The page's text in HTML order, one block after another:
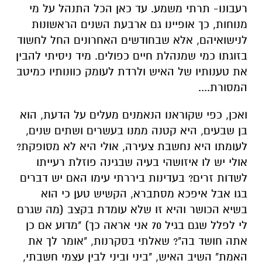
רעבונו- תרתי משמע. עד כאן הכל התנהל על מי
מנוחות, כך אופיינו גם ארבעת השנים הראשונות
לנישואיהם, אלא שבחודשים האחרונים החל לחשוד
בזוגתו כמי שמנהלת חיים כפולים. מיד ניסיתי להבין
את טענותיו של האיש ולרדת לעומק כוונותיו כמיטב
המסורת....
ואכן, כפי שקוראנו הנאמנים מעלים על הדעת, הוא
בן שבעים, היא קטנה ממנו בעשרים ושתים שנים,
לעומתו היא נחשבת צעירה, אולי היא לא מסופקת?
אולי יש לו איזושהי בעיה שבגינה פוזלת רעייתו
לשדות זרים? בעדינות ביררתי עימו האם יש דברים
בגו אבל איפכא מסתברא, הקשיש טען כי הוא
בשיא הכושר והיא זו שלא עומדת בקצב (מה שגרם
לי לפלל שגם בגיל 70 אני אראה כך) "מדוע אם כן
אתה חושד בה"? שאלתי בסקרנות, "אומר לך את
האמת" השיב האיש, "ביני וביני לבין עצמי חשבתי,